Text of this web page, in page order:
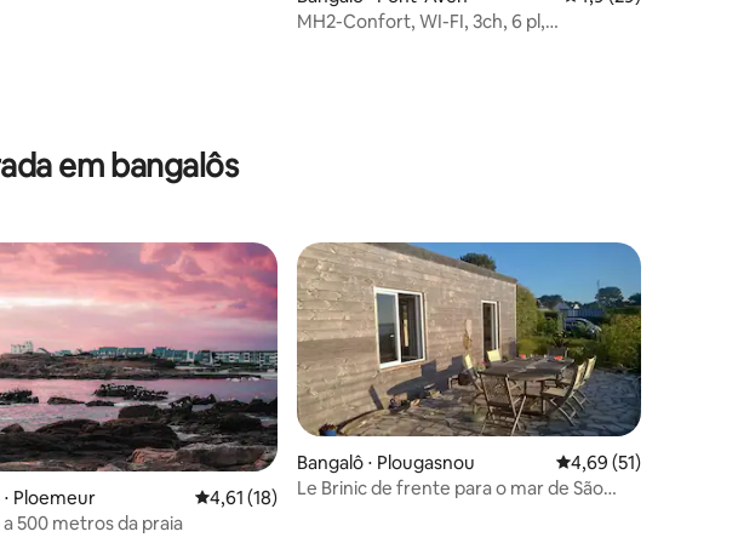
MH2-Confort, WI-FI, 3ch, 6 pl,
em bangalôs
média de 5, 21 avaliações
Ploemeur 4,61 de uma avaliação média de 5, 18 avaliações
4,61 (18)
a 500 metros da praia
Bangalô ⋅ Plougasnou 4,69 de uma
4,69 (51)
Le Brinic de frente para o mar de São